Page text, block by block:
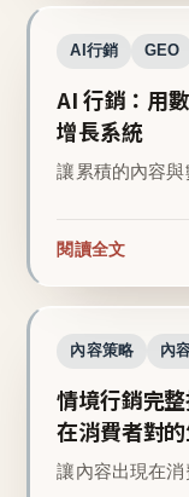
AI行銷 GEO
AI 行銷：用
增長系統
讓累積的內容與
閱讀全文
內容策略 內
情境行銷完
在消費者對
讓內容出現在消